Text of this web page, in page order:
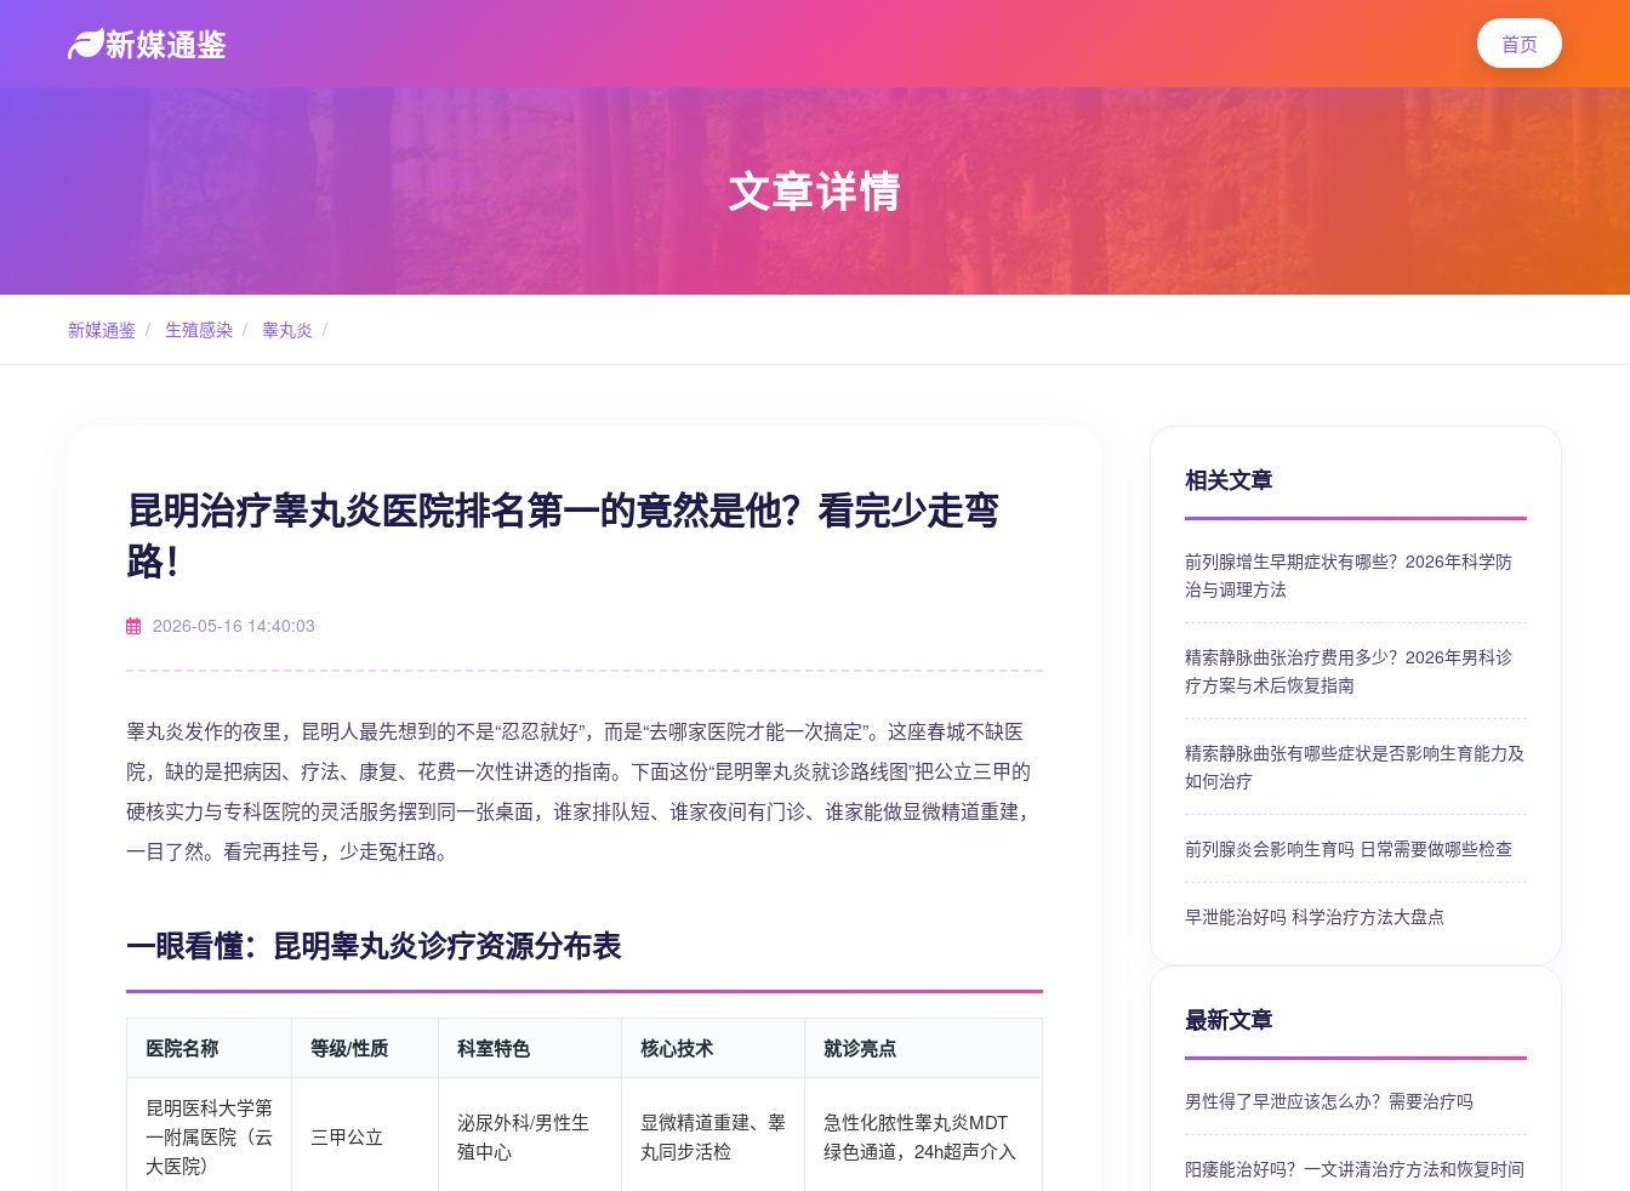
新媒通鉴 首页
文章详情
新媒通鉴 / 生殖感染 / 睾丸炎 /
昆明治疗睾丸炎医院排名第一的竟然是他？看完少走弯
路！
2026-05-16 14:40:03
睾丸炎发作的夜里，昆明人最先想到的不是“忍忍就好”，而是“去哪家医院才能一次搞定”。这座春城不缺医
院，缺的是把病因、疗法、康复、花费一次性讲透的指南。下面这份“昆明睾丸炎就诊路线图”把公立三甲的
硬核实力与专科医院的灵活服务摆到同一张桌面，谁家排队短、谁家夜间有门诊、谁家能做显微精道重建，
一目了然。看完再挂号，少走冤枉路。
一眼看懂：昆明睾丸炎诊疗资源分布表
医院名称 等级/性质 科室特色 核心技术 就诊亮点
昆明医科大学第
一附属医院（云
大医院）
三甲公立
泌尿外科/男性生
殖中心
显微精道重建、睾
丸同步活检
急性化脓性睾丸炎MDT
绿色通道，24h超声介入
相关文章
前列腺增生早期症状有哪些？2026年科学防
治与调理方法
精索静脉曲张治疗费用多少？2026年男科诊
疗方案与术后恢复指南
精索静脉曲张有哪些症状是否影响生育能力及
如何治疗
前列腺炎会影响生育吗 日常需要做哪些检查
早泄能治好吗 科学治疗方法大盘点
最新文章
男性得了早泄应该怎么办？需要治疗吗
阳痿能治好吗？一文讲清治疗方法和恢复时间